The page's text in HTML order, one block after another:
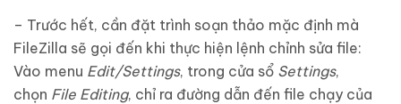
– Trước hết, cần đặt trình soạn thảo mặc định mà
FileZilla sẽ gọi đến khi thực hiện lệnh chỉnh sửa file:
Vào menu Edit/Settings, trong cửa sổ Settings,
chọn File Editing, chỉ ra đường dẫn đến file chạy của